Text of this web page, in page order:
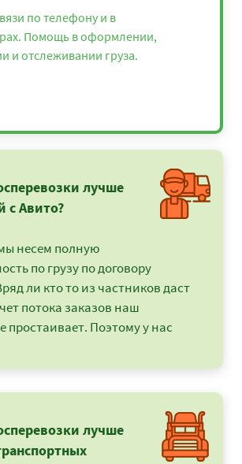
по телефону и в
Помощь в оформлении,
и отслеживании груза.
лучше
с Авито?
несем полную
по грузу по договору
ли кто то из частников даст
потока заказов наш
простаивает. Поэтому у нас
лучше